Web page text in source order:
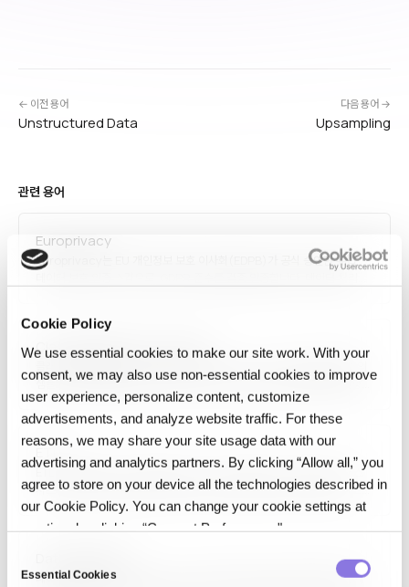
Cookie Policy
We use essential cookies to make our site work. With your
consent, we may also use non‑essential cookies to improve
user experience, personalize content, customize
advertisements, and analyze website traffic. For these
reasons, we may share your site usage data with our
advertising and analytics partners. By clicking “Allow all,” you
agree to store on your device all the technologies described in
our Cookie Policy. You can change your cookie settings at
any time by clicking “Consent Preferences."
Essential Cookies
← 이전 용어
Unstructured Data
다음 용어 →
Upsampling
관련 용어
Europrivacy
Europrivacy는 EU 개인정보 보호 이사회(EDPB)가 공식 승인한 유럽
제고에 사용되는 주요…
Class Imbalance Correction
클래스 불균형 보정(Class Imbalance Correction)은 특정 클래스의
샘플 수가 다른 클래스보다 현저히 적은 데이터셋에서 발생하는 모델 편향을
완화하는 기법입니다. 오버샘플링(SMOTE, ADASYN), 언더샘플링, 비용
민감 학습, 합성 데이터 생성, 앙상블 방법(Balanced Random Forest)
등이 있으며, 사기 탐지·의료 진단·결함 탐지처럼 소수 클래스…
ETL은 추출(Extract)·변환(Transform)·적재(Load)의 약자로, 소스
시스템에서 데이터를 꺼내 가공한 뒤 데이터 웨어하우스 같은 목적지에 쓰는
과정입니다.
데이터 검증(Data Validation)은 데이터가 정의된 규칙·형식·범위·관계